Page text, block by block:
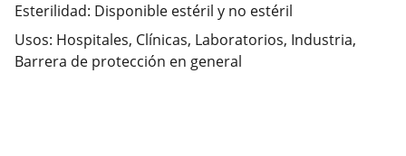
Esterilidad: Disponible estéril y no estéril
Usos: Hospitales, Clínicas, Laboratorios, Industria,
Barrera de protección en general